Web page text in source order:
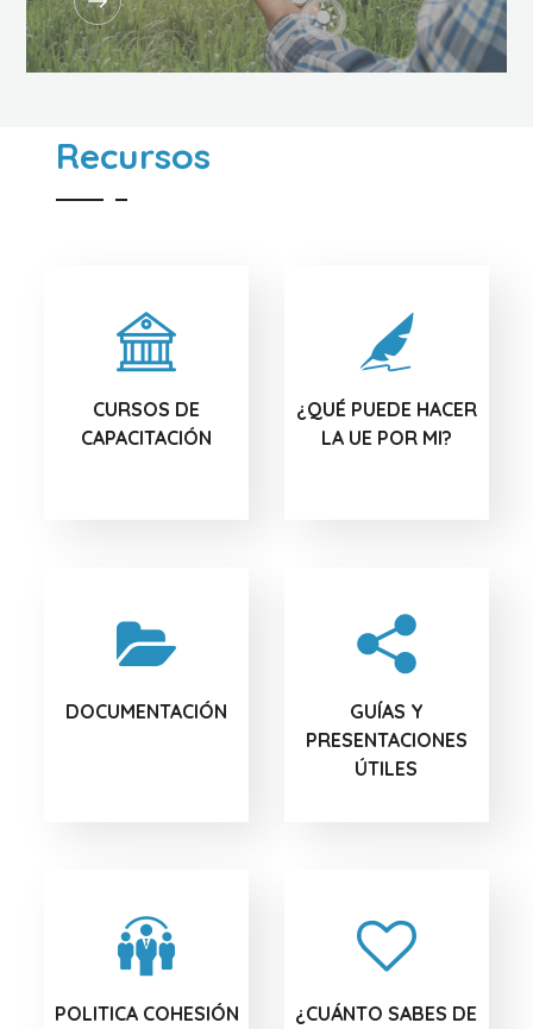
Recursos
CURSOS DE
CAPACITACIÓN
¿QUÉ PUEDE HACER
LA UE POR MI?
DOCUMENTACIÓN
GUÍAS Y
PRESENTACIONES
ÚTILES
POLITICA COHESIÓN
¿CUÁNTO SABES DE